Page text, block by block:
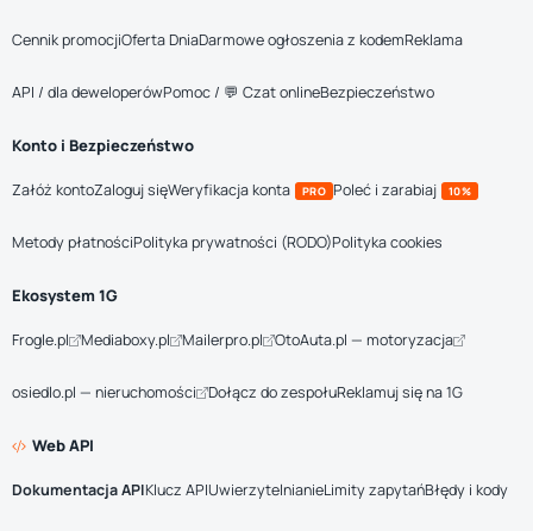
Cennik promocjiOferta DniaDarmowe ogłoszenia z kodemReklama
API / dla deweloperówPomoc / 💬 Czat onlineBezpieczeństwo
Konto i Bezpieczeństwo
Załóż kontoZaloguj sięWeryfikacja konta PRO Poleć i zarabiaj 10%
Metody płatnościPolityka prywatności (RODO)Polityka cookies
Ekosystem 1G
Frogle.pl Mediaboxy.pl Mailerpro.pl OtoAuta.pl — motoryzacja
osiedlo.pl — nieruchomości Dołącz do zespołuReklamuj się na 1G
Web API
Dokumentacja APIKlucz APIUwierzytelnianieLimity zapytańBłędy i kody